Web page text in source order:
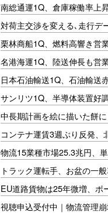
南総通運1Q、倉庫稼働率上
対荷主交渉を変える､走行デ
栗林商船1Q、燃料高響き営
名港海運1Q、陸送伸長も営
日本石油輸送1Q、石油輸送
サンリツ1Q、半導体装置好
中長期計画を絵に描いた餅
コンテナ運賃3週ぶり反発、
物流15業種市場25.3兆円、
トラック運転手、お盆の一
EU道路貨物は25年微増、ポ
視聴申込受付中｜物流管理